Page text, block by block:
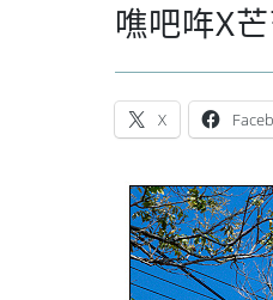
噍吧哖X
X